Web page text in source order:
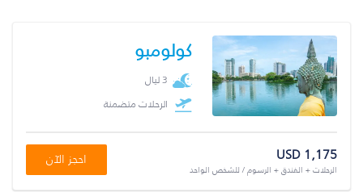
كولومبو
3 ليال
الرحلات متضمنة
USD 1,175
الرحلات + الفندق + الرسوم / للشخص الواحد
احجز الآن